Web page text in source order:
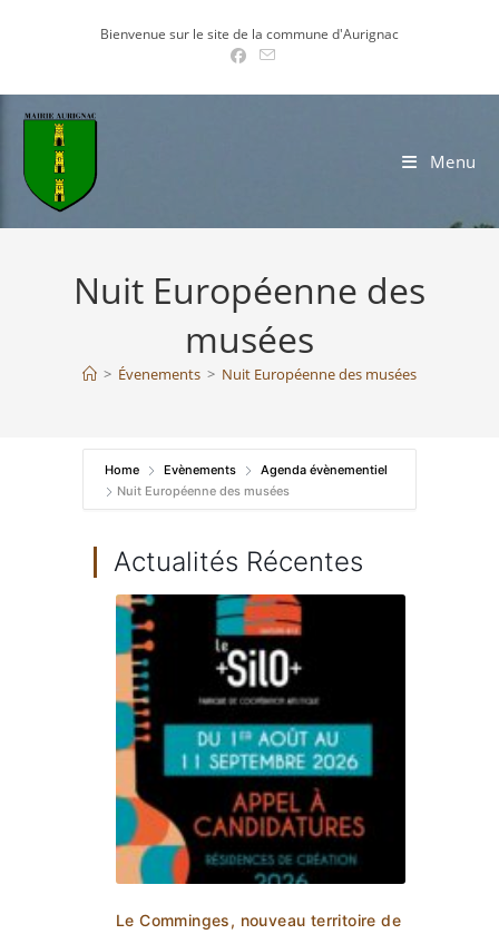
Bienvenue sur le site de la commune d'Aurignac
Menu
Nuit Européenne des
musées
> Évenements > Nuit Européenne des musées
Home Evènements
Agenda évènementiel
Nuit Européenne des musées
Actualités Récentes
Le Comminges, nouveau territoire de